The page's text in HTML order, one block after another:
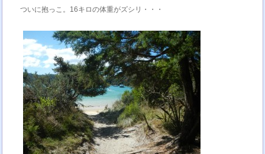
ついに抱っこ。16キロの体重がズシリ・・・